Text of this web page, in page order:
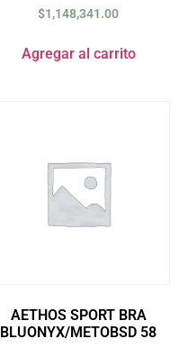
$1,148,341.00
Agregar al carrito
AETHOS SPORT BRA
BLUONYX/METOBSD 58